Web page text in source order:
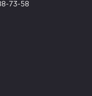
73-58